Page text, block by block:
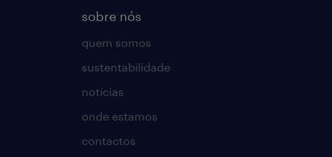
sobre nós
quem somos
sustentabilidade
notícias
onde estamos
contactos